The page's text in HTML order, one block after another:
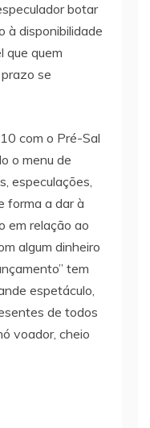
botar
à disponibilidade
que quem
se
com o Pré-Sal
o menu de
especulações,
forma a dar à
em relação ao
algum dinheiro
tem
espetáculo,
de todos
voador, cheio